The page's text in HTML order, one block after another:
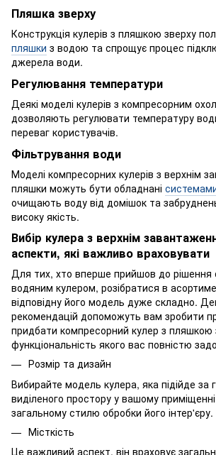
Пляшка зверху
Конструкція кулерів з пляшкою зверху
пляшки з водою та спрощує процес
джерела води.
Регулювання температури
Деякі моделі кулерів з компресорним
дозволяють регулювати температуру
переваг користувачів.
Фільтрування води
Моделі компресорних кулерів з верхнім
пляшки можуть бути обладнані
очищають воду від домішок та
високу якість.
Вибір кулера з верхнім
аспекти, які важливо враховувати
Для тих, хто вперше прийшов до рішення
водяним кулером, розібратися в
відповідну його модель дуже складно.
рекомендацій допоможуть вам зробити
придбати компресорний кулер з пляшкою
функціональність якого вас повністю
Розмір та дизайн
Вибирайте модель кулера, яка підійде за
виділеного простору у вашому
загальному стилю обробки його інтер'єру.
Місткість
Це важливий аспект, він враховує